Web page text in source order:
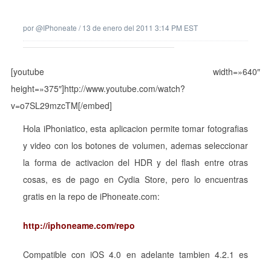
por@iPhoneate /13 de enero del 2011 3:14 PM EST
[youtube width=»640″
height=»375″]http://www.youtube.com/watch?
v=o7SL29mzcTM[/embed]
Hola iPhoniatico, esta aplicacion permite tomar fotografias
y video con los botones de volumen, ademas seleccionar
la forma de activacion del HDR y del flash entre otras
cosas, es de pago en Cydia Store, pero lo encuentras
gratis en la repo de iPhoneate.com:
http://iphoneame.com/repo
Compatible con iOS 4.0 en adelante tambien 4.2.1 es